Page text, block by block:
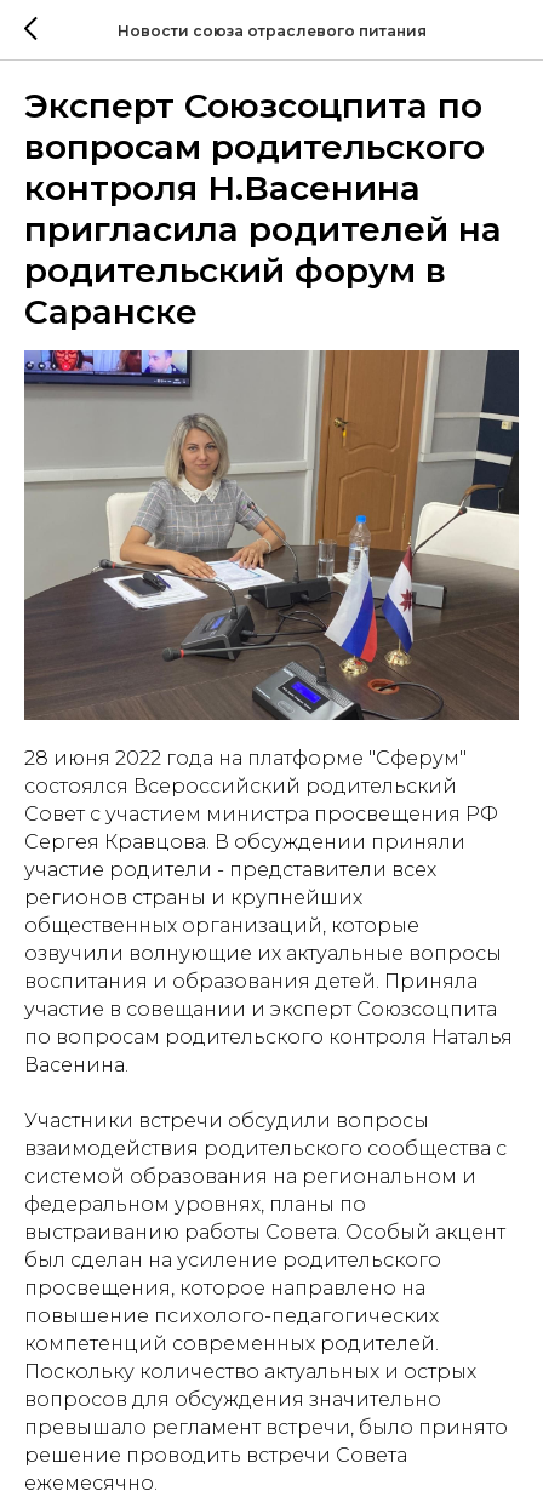
Новости союза отраслевого питания
Эксперт Союзсоцпита по
вопросам родительского
контроля Н.Васенина
пригласила родителей на
родительский форум в
Саранске
28 июня 2022 года на платформе "Сферум"
состоялся Всероссийский родительский
Совет с участием министра просвещения РФ
Сергея Кравцова. В обсуждении приняли
участие родители - представители всех
регионов страны и крупнейших
общественных организаций, которые
озвучили волнующие их актуальные вопросы
воспитания и образования детей. Приняла
участие в совещании и эксперт Союзсоцпита
по вопросам родительского контроля Наталья
Васенина.
Участники встречи обсудили вопросы
взаимодействия родительского сообщества с
системой образования на региональном и
федеральном уровнях, планы по
выстраиванию работы Совета. Особый акцент
был сделан на усиление родительского
просвещения, которое направлено на
повышение психолого-педагогических
компетенций современных родителей.
Поскольку количество актуальных и острых
вопросов для обсуждения значительно
превышало регламент встречи, было принято
решение проводить встречи Совета
ежемесячно.